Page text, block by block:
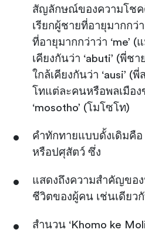
สัญลักษณ์ของความโชค
เรียกผู้ชายที่อายุมากกว่
ที่อายุมากกว่าว่า ‘me’
เคียงกันว่า ‘abuti’ (พี่ช
ใกล้เคียงกันว่า ‘ausi’ (
โทแต่ละคนหรือพลเมือง
‘mosotho’ (โมโซโท)
คำทักทายแบบดั้งเดิมคือ
หรือปศุสัตว์ ซึ่ง
แสดงถึงความสำคัญขอ
ชีวิตของผู้คน เช่นเดียว
สำนวน ‘Khomo ke